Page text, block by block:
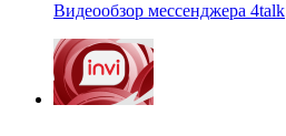
Видеообзор мессенджера 4talk